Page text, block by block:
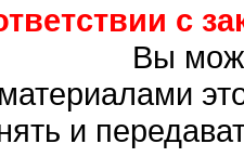
с
Вы
и